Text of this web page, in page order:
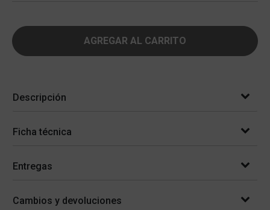
AGREGAR AL CARRITO
Descripción
Ficha técnica
Entregas
Cambios y devoluciones